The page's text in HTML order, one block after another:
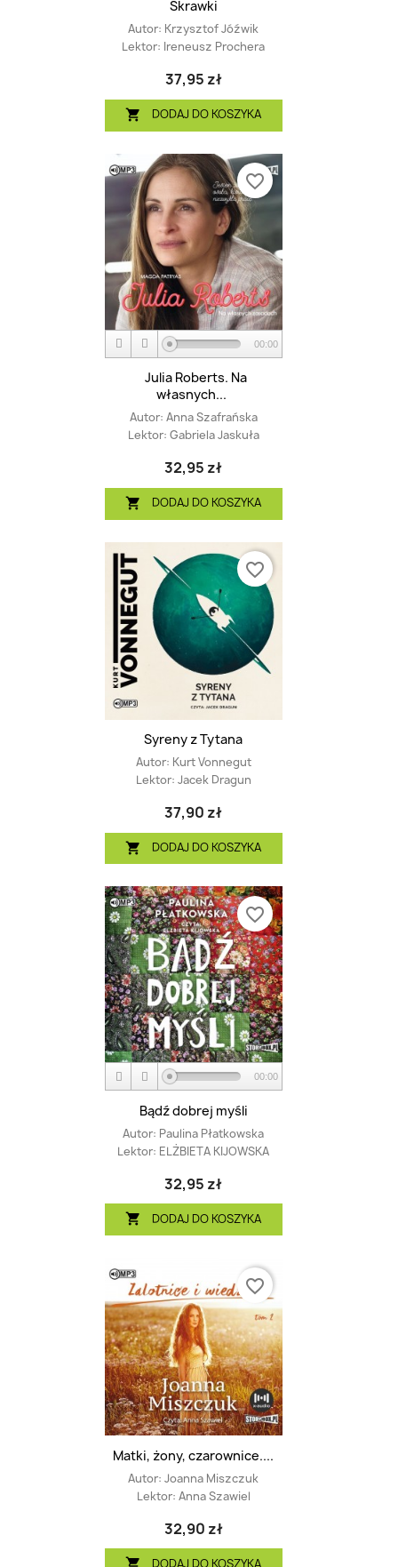
Skrawki
Autor: Krzysztof Jóźwik
Lektor: Ireneusz Prochera
37,95 zł
 DODAJ DO KOSZYKA
00:00
Julia Roberts. Na
własnych...
Autor: Anna Szafrańska
Lektor: Gabriela Jaskuła
32,95 zł
 DODAJ DO KOSZYKA
favorite_border
Syreny z Tytana
Autor: Kurt Vonnegut
Lektor: Jacek Dragun
37,90 zł
 DODAJ DO KOSZYKA
favorite_border
00:00
Bądź dobrej myśli
Autor: Paulina Płatkowska
Lektor: ELŻBIETA KIJOWSKA
32,95 zł
 DODAJ DO KOSZYKA
favorite_border
Matki, żony, czarownice....
Autor: Joanna Miszczuk
Lektor: Anna Szawiel
32,90 zł
 DODAJ DO KOSZYKA
favorite_border